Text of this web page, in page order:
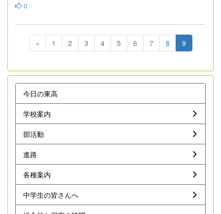
0
« 1 2 3 4 5 6 7 8 9
今日の東高
学校案内
部活動
進路
各種案内
中学生の皆さんへ